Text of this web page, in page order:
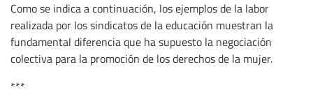
Como se indica a continuación, los ejemplos de la labor
realizada por los sindicatos de la educación muestran la
fundamental diferencia que ha supuesto la negociación
colectiva para la promoción de los derechos de la mujer.
***